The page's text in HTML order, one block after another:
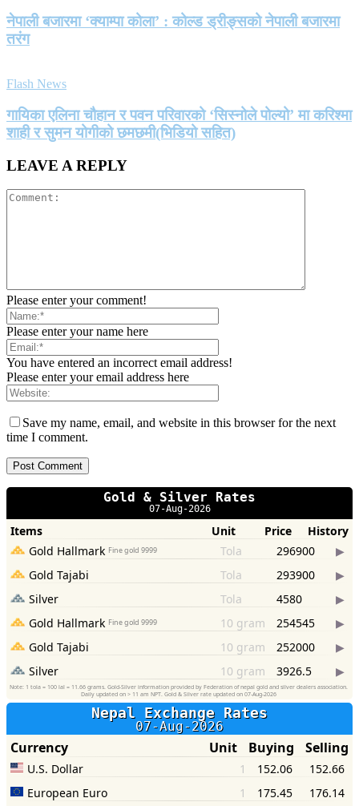
नेपाली बजारमा ‘क्याम्पा कोला’ : कोल्ड ड्रीङ्सको नेपाली बजारमा
तरंग
Flash News
गायिका एलिना चौहान र पवन परिवारको ‘सिस्नोले पोल्यो’ मा करिश्मा
शाही र सुमन योगीको छमछमी(भिडियो सहित)
LEAVE A REPLY
Please enter your comment!
Please enter your name here
You have entered an incorrect email address!
Please enter your email address here
Save my name, email, and website in this browser for the next
time I comment.